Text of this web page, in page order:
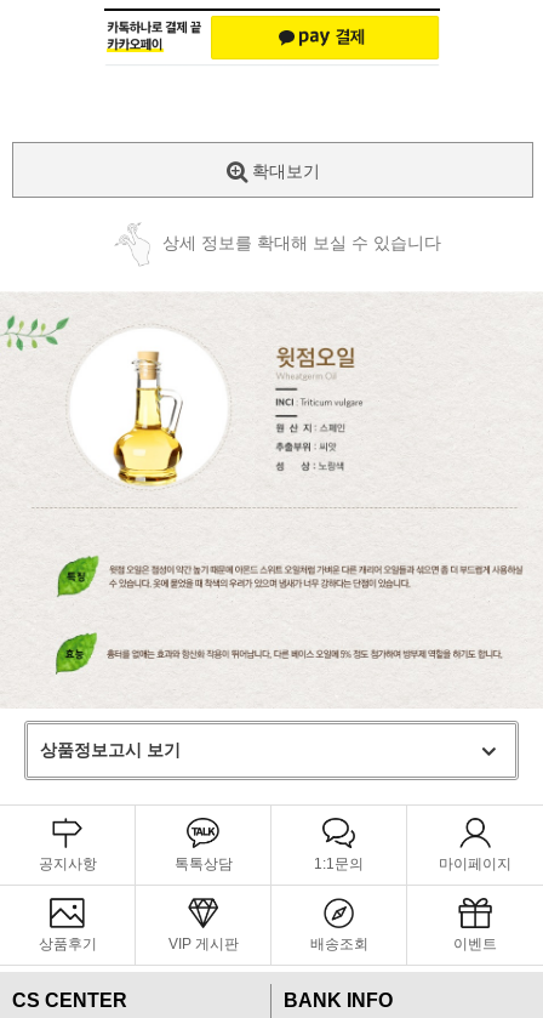
확대보기
상세 정보를 확대해 보실 수 있습니다
상품정보고시 보기
공지사항 톡톡상담 1:1문의 마이페이지
상품후기 VIP 게시판 배송조회 이벤트
CS CENTER BANK INFO